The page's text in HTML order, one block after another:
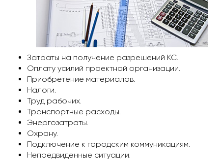
Затраты на получение разрешений КС.
Оплату усилий проектной организации.
Приобретение материалов.
Налоги.
Труд рабочих.
Транспортные расходы.
Энергозатраты.
Охрану.
Подключение к городским коммуникациям.
Непредвиденные ситуации.